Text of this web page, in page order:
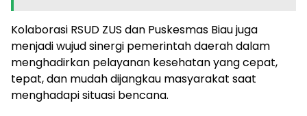
Kolaborasi RSUD ZUS dan Puskesmas Biau juga
menjadi wujud sinergi pemerintah daerah dalam
menghadirkan pelayanan kesehatan yang cepat,
tepat, dan mudah dijangkau masyarakat saat
menghadapi situasi bencana.